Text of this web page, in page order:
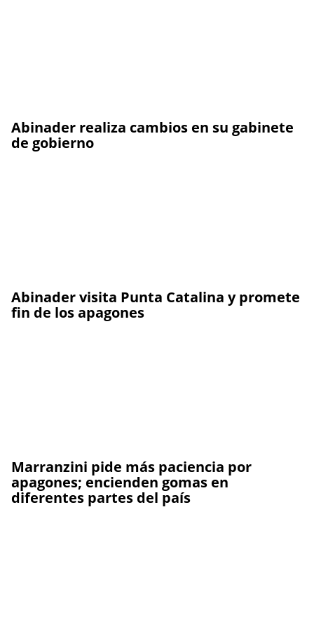
Abinader realiza cambios en su gabinete
de gobierno
Abinader visita Punta Catalina y promete
fin de los apagones
Marranzini pide más paciencia por
apagones; encienden gomas en
diferentes partes del país